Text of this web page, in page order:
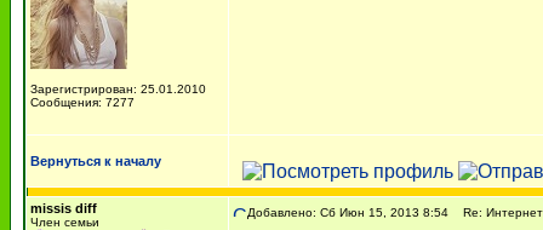
Зарегистрирован: 25.01.2010
Сообщения: 7277
Вернуться к началу
missis diff
Член семьи
Добавлено: Сб Июн 15, 2013 8:54 Re: